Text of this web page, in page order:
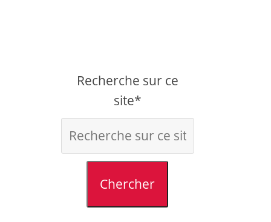
Recherche sur ce
site*
Chercher